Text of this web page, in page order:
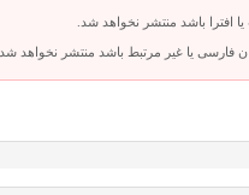
افترا باشد منتشر نخواهد شد.
فارسی یا غیر مرتبط باشد منتشر نخواهد شد.